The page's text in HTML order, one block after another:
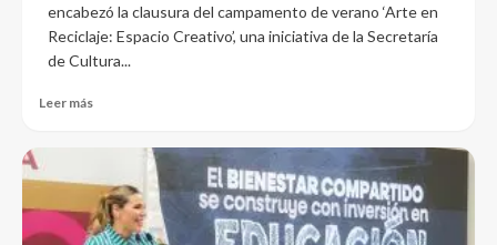
encabezó la clausura del campamento de verano ‘Arte en
Reciclaje: Espacio Creativo’, una iniciativa de la Secretaría
de Cultura...
Leer más